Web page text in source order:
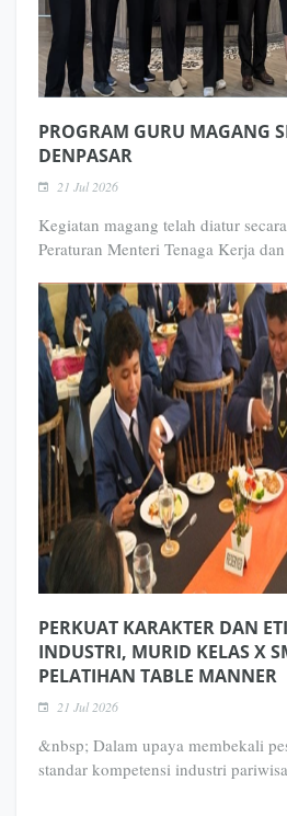
PROGRAM GURU MAGANG
DENPASAR
21 Jul 2026
Kegiatan magang telah diatur
Peraturan Menteri Tenaga Kerja
PERKUAT KARAKTER DAN
INDUSTRI, MURID KELAS X
PELATIHAN TABLE MANNER
21 Jul 2026
&nbsp; Dalam upaya membekali
standar kompetensi industri